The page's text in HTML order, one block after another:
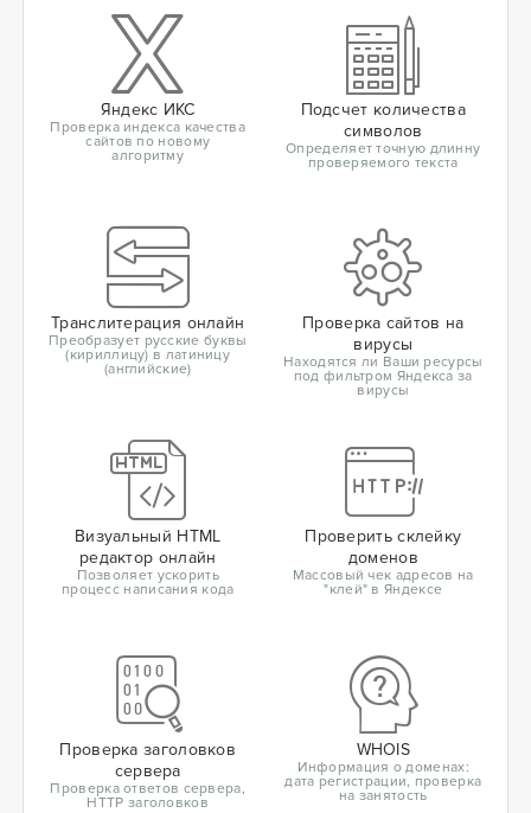
Яндекс ИКС
Проверка индекса качества
сайтов по новому
алгоритму
Подсчет количества
символов
Определяет точную длинну
проверяемого текста
Транслитерация онлайн
Преобразует русские буквы
(кириллицу) в латиницу
(английские)
Проверка сайтов на
вирусы
Находятся ли Ваши ресурсы
под фильтром Яндекса за
вирусы
Визуальный HTML
редактор онлайн
Позволяет ускорить
процесс написания кода
Проверить склейку
доменов
Массовый чек адресов на
"клей" в Яндексе
Проверка заголовков
сервера
Проверка ответов сервера,
HTTP заголовков
WHOIS
Информация о доменах:
дата регистрации, проверка
на занятость